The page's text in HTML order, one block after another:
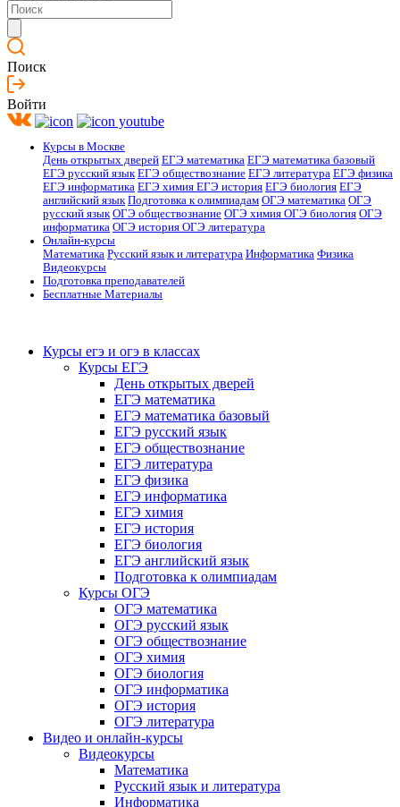
Поиск
Войти
Курсы в Москве
День открытых дверей ЕГЭ математика ЕГЭ математика базовый
ЕГЭ русский язык ЕГЭ обществознание ЕГЭ литература ЕГЭ физика
ЕГЭ информатика ЕГЭ химия ЕГЭ история ЕГЭ биология ЕГЭ
английский язык Подготовка к олимпиадам ОГЭ математика ОГЭ
русский язык ОГЭ обществознание ОГЭ химия ОГЭ биология ОГЭ
информатика ОГЭ история ОГЭ литература
Онлайн-курсы
Математика Русский язык и литература Информатика Физика
Видеокурсы
Подготовка преподавателей
Бесплатные Материалы
Курсы егэ и огэ в классах
Курсы ЕГЭ
День открытых дверей
ЕГЭ математика
ЕГЭ математика базовый
ЕГЭ русский язык
ЕГЭ обществознание
ЕГЭ литература
ЕГЭ физика
ЕГЭ информатика
ЕГЭ химия
ЕГЭ история
ЕГЭ биология
ЕГЭ английский язык
Подготовка к олимпиадам
Курсы ОГЭ
ОГЭ математика
ОГЭ русский язык
ОГЭ обществознание
ОГЭ химия
ОГЭ биология
ОГЭ информатика
ОГЭ история
ОГЭ литература
Видео и онлайн-курсы
Видеокурсы
Математика
Русский язык и литература
Информатика